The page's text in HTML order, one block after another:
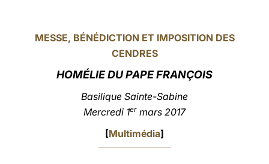
LATINE
MESSE, BÉNÉDICTION ET IMPOSITION DES
CENDRES
HOMÉLIE DU PAPE FRANÇOIS
Basilique Sainte-Sabine
Mercredi 1er mars 2017
[Multimédia]